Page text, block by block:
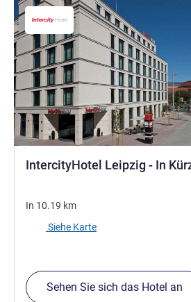
IntercityHotel Leipzig - In
In 10.19 km
Siehe Karte
Sehen Sie sich das Hotel an